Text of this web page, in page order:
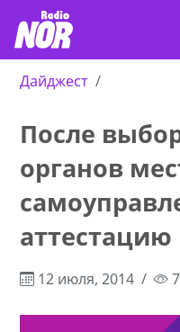
Дайджест
После
органов
аттестацию
12 июля, 2014